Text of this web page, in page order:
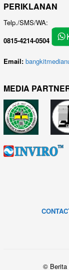
PERIKLANAN
Telp./SMS/WA:
0815-4214-0504
Email:
MEDIA
© Berita